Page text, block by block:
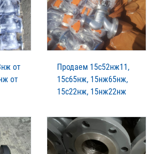
от
от
Продаем 15с52нж11,
15с65нж, 15нж65нж,
15с22нж, 15нж22нж